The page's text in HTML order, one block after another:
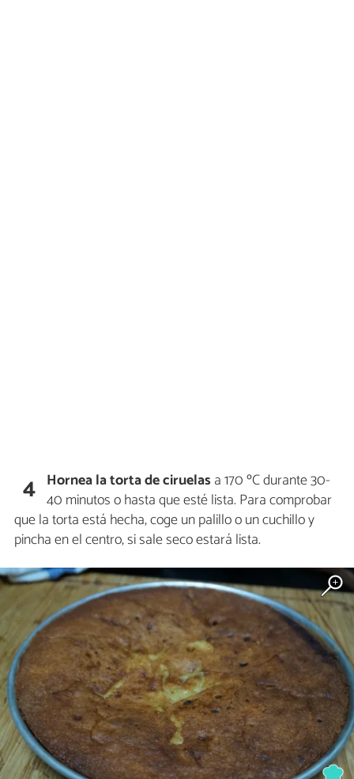
4 Hornea la torta de ciruelas a 170 ºC durante 30-
40 minutos o hasta que esté lista. Para comprobar
que la torta está hecha, coge un palillo o un cuchillo y
pincha en el centro, si sale seco estará lista.